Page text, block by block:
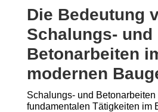
Die Bedeutung
Schalungs- und
Betonarbeiten
modernen
Schalungs- und
fundamentalen Tätigkeiten im